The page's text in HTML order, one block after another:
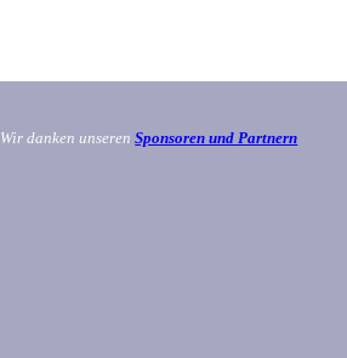
Wir danken unserenSponsoren und Partnern